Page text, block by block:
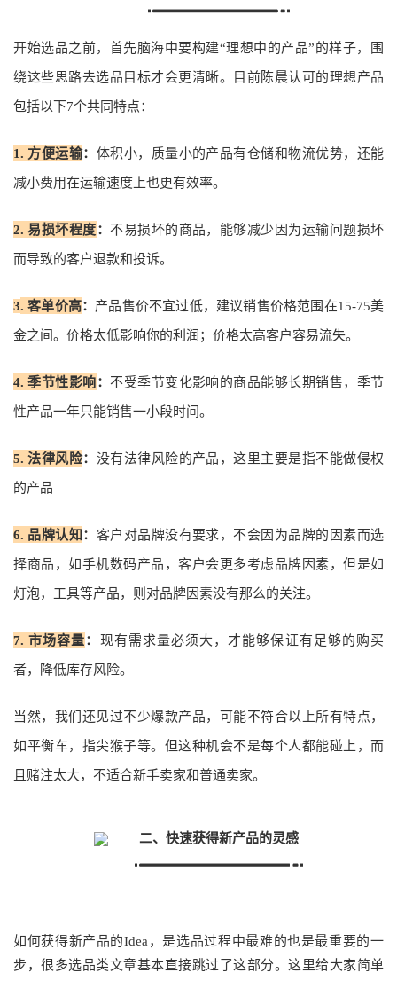
开始选品之前，首先脑海中要构建“理想中的产品”的样子，围
绕这些思路去选品目标才会更清晰。目前陈晨认可的理想产品
包括以下7个共同特点：
1. 方便运输： 体积小，质量小的产品有仓储和物流优势，还能
减小费用在运输速度上也更有效率。
2.易损坏程度：不易损坏的商品，能够减少因为运输问题损坏
而导致的客户退款和投诉。
3.客单价高： 产品售价不宜过低，建议销售价格范围在15-75美
金之间。价格太低影响你的利润；价格太高客户容易流失。
4.季节性影响：不受季节变化影响的商品能够长期销售，季节
性产品一年只能销售一小段时间。
5.法律风险： 没有法律风险的产品，这里主要是指不能做侵权
的产品
6. 品牌认知 ： 客户对品牌没有要求，不会因为品牌的因素而选
择商品，如手机数码产品，客户会更多考虑品牌因素，但是如
灯泡，工具等产品，则对品牌因素没有那么的关注。
7.市场容量： 现有需求量必须大，才能够保证有足够的购买
者，降低库存风险。
当然，我们还见过不少爆款产品，可能不符合以上所有特点，
如平衡车，指尖猴子等。但这种机会不是每个人都能碰上，而
且赌注太大，不适合新手卖家和普通卖家。
二、快速获得新产品的灵感
如何获得新产品的Idea，是选品过程中最难的也是最重要的一
步，很多选品类文章基本直接跳过了这部分。这里给大家简单